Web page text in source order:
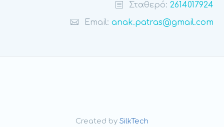
Σταθερό: 2614017924
Email: anak.patras@gmail.com
Created by SilkTech